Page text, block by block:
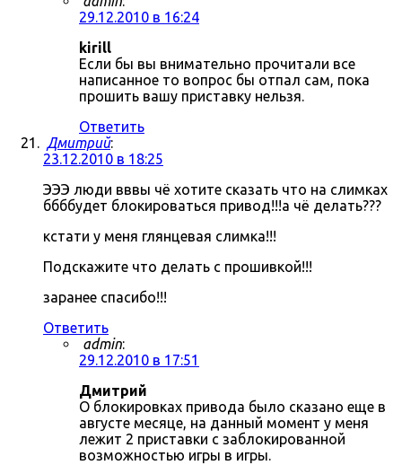
29.12.2010 в 16:24
kirill
Если бы вы внимательно прочитали все
написанное то вопрос бы отпал сам, пока
прошить вашу приставку нельзя.
Ответить
Дмитрий:
23.12.2010 в 18:25
ЭЭЭ люди вввы чё хотите сказать что на слимках
ббббудет блокироваться привод!!!а чё делать???
кстати у меня глянцевая слимка!!!
Подскажите что делать с прошивкой!!!
заранее спасибо!!!
Ответить
admin:
29.12.2010 в 17:51
Дмитрий
О блокировках привода было сказано еще в
августе месяце, на данный момент у меня
лежит 2 приставки с заблокированной
возможностью игры в игры.